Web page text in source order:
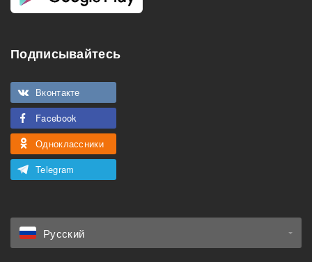
Подписывайтесь
Вконтакте
Facebook
Одноклассники
Telegram
Русский